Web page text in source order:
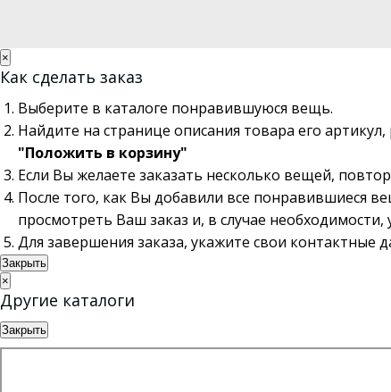
×
Как сделать заказ
Выберите в каталоге понравившуюся вещь.
Найдите на странице описания товара его
"Положить в корзину"
Если Вы желаете заказать несколько вещей,
После того, как Вы добавили все понравившиеся
просмотреть Ваш заказ и, в случае
Для завершения заказа, укажите свои контактные
Закрыть
×
Другие каталоги
Закрыть